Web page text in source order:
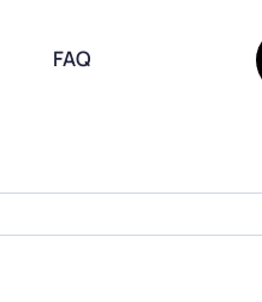
FAQ